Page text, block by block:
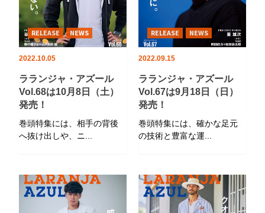
RELEASE NEWS
2022.10.05
ラランジャ・アズール
Vol.68は10月8日（土）
発売！
巻頭特集には、相手の背後
へ抜け出しや、ニ...
RELEASE NEWS
2022.09.15
ラランジャ・アズール
Vol.67は9月18日（日）
発売！
巻頭特集には、確かな足元
の技術と豊富な運...